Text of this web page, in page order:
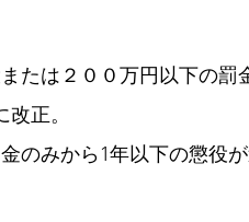
たは２００万円以下の罰
正。
のみから1年以下の懲役